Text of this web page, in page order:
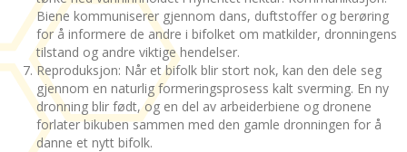
Biene kommuniserer gjennom dans, duftstoffer og berøring
for å informere de andre i bifolket om matkilder, dronningens
tilstand og andre viktige hendelser.
Reproduksjon: Når et bifolk blir stort nok, kan den dele seg
gjennom en naturlig formeringsprosess kalt sverming. En ny
dronning blir født, og en del av arbeiderbiene og dronene
forlater bikuben sammen med den gamle dronningen for å
danne et nytt bifolk.